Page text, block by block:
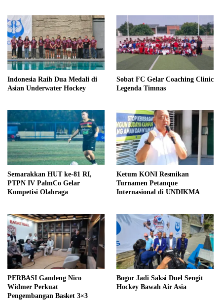
Indonesia Raih Dua Medali di
Asian Underwater Hockey
Sobat FC Gelar Coaching Clinic
Legenda Timnas
Semarakkan HUT ke-81 RI,
PTPN IV PalmCo Gelar
Kompetisi Olahraga
Ketum KONI Resmikan
Turnamen Petanque
Internasional di UNDIKMA
PERBASI Gandeng Nico
Widmer Perkuat
Pengembangan Basket 3×3
Bogor Jadi Saksi Duel Sengit
Hockey Bawah Air Asia